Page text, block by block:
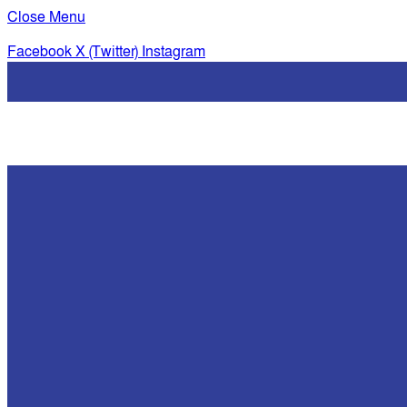
Close Menu
FacebookX (Twitter) Instagram